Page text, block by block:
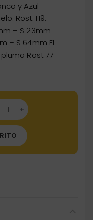
y Azul
Rost T19.
– S 23mm
– S 64mm El
Rost 77
Rost 77 Negro-